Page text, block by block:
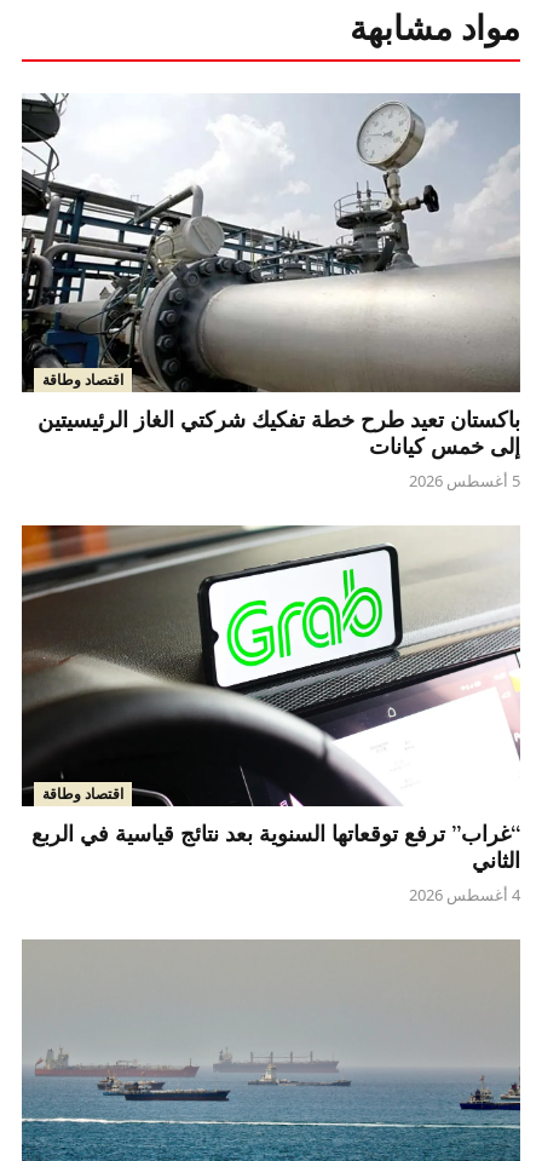
مواد مشابهة
اقتصاد وطاقة
باكستان تعيد طرح خطة تفكيك شركتي الغاز الرئيسيتين
إلى خمس كيانات
5 أغسطس 2026
اقتصاد وطاقة
“غراب” ترفع توقعاتها السنوية بعد نتائج قياسية في الربع
الثاني
4 أغسطس 2026